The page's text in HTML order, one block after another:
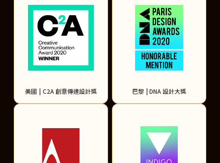
美國 | C2A 創意傳達設計獎 巴黎 | DNA 設計大獎